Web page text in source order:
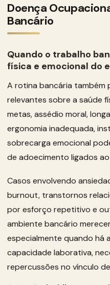
Doença
Bancário
Quando o trabalho
física e emocional do
A rotina bancária também
relevantes sobre a saúde
metas, assédio moral,
ergonomia inadequada,
sobrecarga emocional
de adoecimento ligados
Casos envolvendo
burnout, transtornos
por esforço repetitivo e
ambiente bancário
especialmente quando há
capacidade laborativa,
repercussões no vínculo